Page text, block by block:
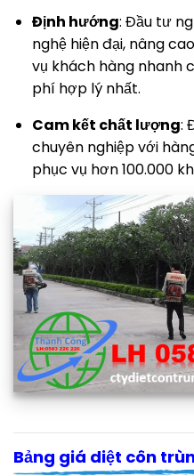
Định hướng: Đầu tư
nghệ hiện đại, nâng
vụ khách hàng nhanh
phí hợp lý nhất.
Cam kết chất lượng:
chuyên nghiệp với
phục vụ hơn 100.000
Công ty kiểm soát côn
Bảng giá diệt côn